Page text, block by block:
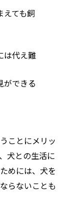
えても飼
は代え難
ができる
ことにメリッ
犬との生活に
めには、犬を
らないことも